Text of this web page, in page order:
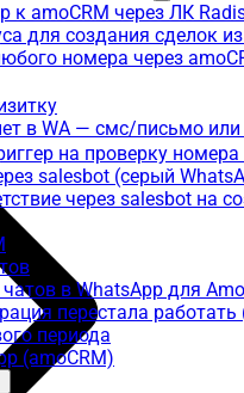
к amoCRM через ЛК
для создания сделок
номера через
в WA — смс/письмо
на проверку
salesbot (серый
через salesbot на
в WhatsApp для
перестала
периода
(amoCRM)